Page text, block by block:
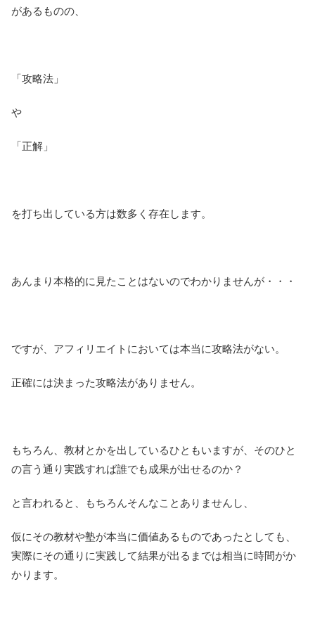
があるものの、
「攻略法」
や
「正解」
を打ち出している方は数多く存在します。
あんまり本格的に見たことはないのでわかりませんが・・・
ですが、アフィリエイトにおいては本当に攻略法がない。
正確には決まった攻略法がありません。
もちろん、教材とかを出しているひともいますが、そのひと
の言う通り実践すれば誰でも成果が出せるのか？
と言われると、もちろんそんなことありませんし、
仮にその教材や塾が本当に価値あるものであったとしても、
実際にその通りに実践して結果が出るまでは相当に時間がか
かります。